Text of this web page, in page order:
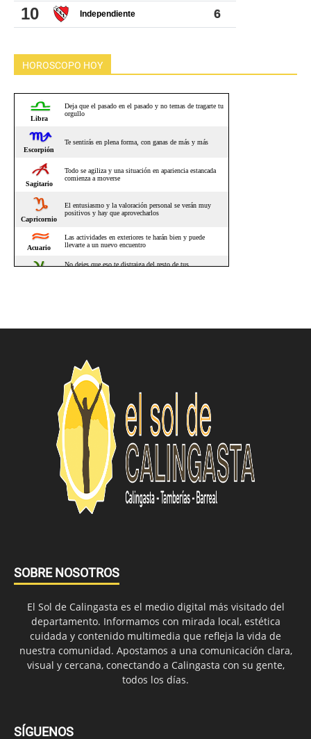
HOROSCOPO HOY
SOBRE NOSOTROS
El Sol de Calingasta es el medio digital más visitado del
departamento. Informamos con mirada local, estética
cuidada y contenido multimedia que refleja la vida de
nuestra comunidad. Apostamos a una comunicación clara,
visual y cercana, conectando a Calingasta con su gente,